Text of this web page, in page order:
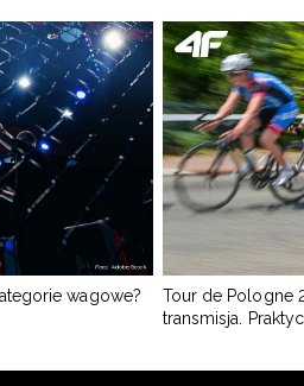
na co dzień? Stylizacje w duchu
marki 4F możesz nosić nie tylko na
codziennych stylizacji w sportowym
Hadid i Kendall Jenner i noś czarne
miejskiej nonszalancji, np.zcrop
koszulą wierzchnią. W chłodniejsze dni
legginsy damskie +
długa bluza. Ten
płaszczem i wygodnymi butami
stylu retro.
wagowe?
Tour de Pologne
transmisja.